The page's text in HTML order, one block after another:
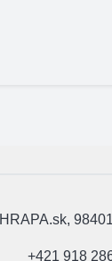
HRAPA.sk,
+421 918